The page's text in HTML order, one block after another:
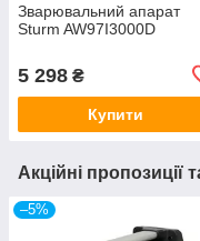
Зварювальний апарат
Sturm AW97I3000D
5 298 ₴
Купити
Акційні пропозиції
–5%